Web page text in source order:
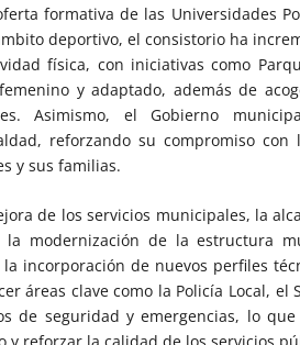
formativa de las Universidades
deportivo, el consistorio ha
física, con iniciativas como
y adaptado, además de
Asimismo, el Gobierno
reforzando su compromiso con
y sus familias.
de los servicios municipales, la
modernización de la estructura
incorporación de nuevos perfiles
áreas clave como la Policía Local, el
de seguridad y emergencias, lo